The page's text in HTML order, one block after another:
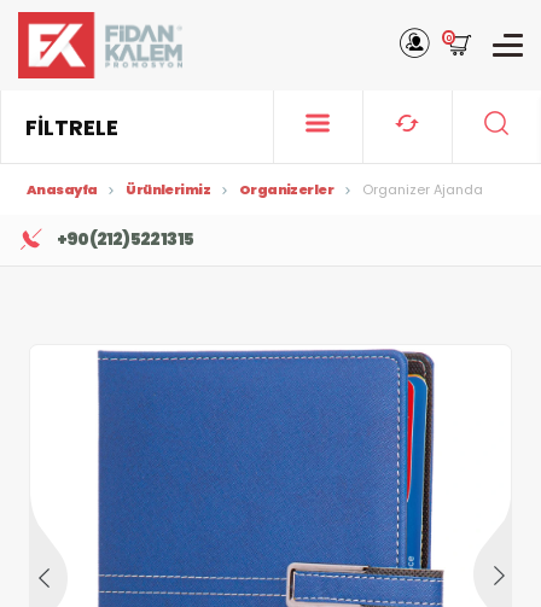
0
FİLTRELE
Anasayfa Ürünlerimiz Organizerler Organizer Ajanda
+90 (212) 522 13 15